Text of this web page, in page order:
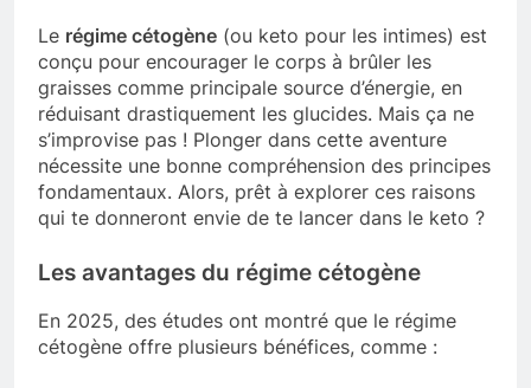
Le régime cétogène (ou keto pour les intimes) est
conçu pour encourager le corps à brûler les
graisses comme principale source d’énergie, en
réduisant drastiquement les glucides. Mais ça ne
s’improvise pas ! Plonger dans cette aventure
nécessite une bonne compréhension des principes
fondamentaux. Alors, prêt à explorer ces raisons
qui te donneront envie de te lancer dans le keto ?
Les avantages du régime cétogène
En 2025, des études ont montré que le régime
cétogène offre plusieurs bénéfices, comme :